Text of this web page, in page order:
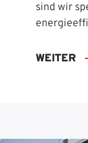
sind wir
WEITER